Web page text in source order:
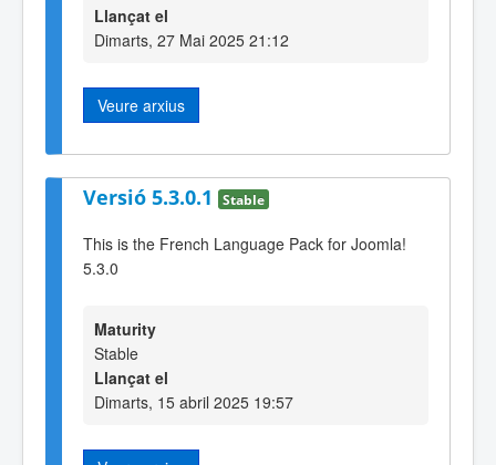
Llançat el
Dimarts, 27 Mai 2025 21:12
Veure arxius
Versió 5.3.0.1 Stable
This is the French Language Pack for Joomla!
5.3.0
Maturity
Stable
Llançat el
Dimarts, 15 abril 2025 19:57